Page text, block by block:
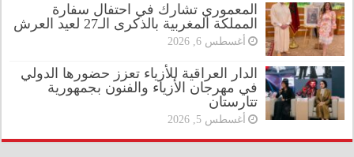
المعموري تشارك في احتفال سفارة
المملكة المغربية بالذكرى الـ27 لعيد العرش
أغسطس 6, 2026
الدار العراقية للأزياء تعزز حضورها الدولي
في مهرجان الأزياء والفنون بجمهورية
تتارستان
أغسطس 5, 2026